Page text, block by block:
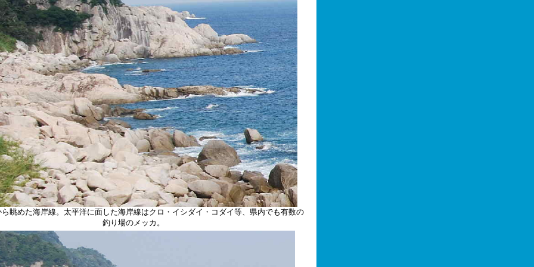
眺めた海岸線。太平洋に面した海岸線はクロ・イシダイ・コダイ等、県内でも有数の
釣り場のメッカ。